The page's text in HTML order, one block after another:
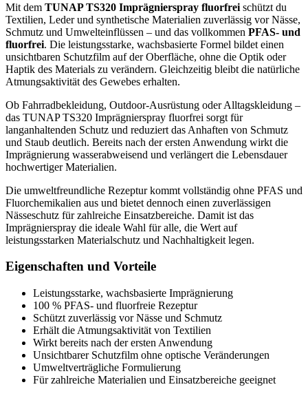
Mit dem TUNAP TS320 Imprägnierspray fluorfrei schützt du
Textilien, Leder und synthetische Materialien zuverlässig vor Nässe,
Schmutz und Umwelteinflüssen – und das vollkommen PFAS- und
fluorfrei. Die leistungsstarke, wachsbasierte Formel bildet einen
unsichtbaren Schutzfilm auf der Oberfläche, ohne die Optik oder
Haptik des Materials zu verändern. Gleichzeitig bleibt die natürliche
Atmungsaktivität des Gewebes erhalten.
Ob Fahrradbekleidung, Outdoor-Ausrüstung oder Alltagskleidung –
das TUNAP TS320 Imprägnierspray fluorfrei sorgt für
langanhaltenden Schutz und reduziert das Anhaften von Schmutz
und Staub deutlich. Bereits nach der ersten Anwendung wirkt die
Imprägnierung wasserabweisend und verlängert die Lebensdauer
hochwertiger Materialien.
Die umweltfreundliche Rezeptur kommt vollständig ohne PFAS und
Fluorchemikalien aus und bietet dennoch einen zuverlässigen
Nässeschutz für zahlreiche Einsatzbereiche. Damit ist das
Imprägnierspray die ideale Wahl für alle, die Wert auf
leistungsstarken Materialschutz und Nachhaltigkeit legen.
Eigenschaften und Vorteile
Leistungsstarke, wachsbasierte Imprägnierung
100 % PFAS- und fluorfreie Rezeptur
Schützt zuverlässig vor Nässe und Schmutz
Erhält die Atmungsaktivität von Textilien
Wirkt bereits nach der ersten Anwendung
Unsichtbarer Schutzfilm ohne optische Veränderungen
Umweltverträgliche Formulierung
Für zahlreiche Materialien und Einsatzbereiche geeignet